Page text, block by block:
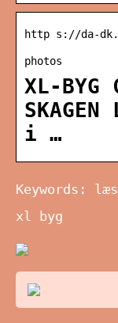
http s://da-
photos
XL-BYG
i …
Keywords:
xl byg